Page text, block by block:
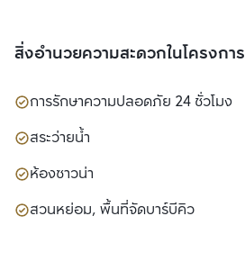
สิ่งอำนวยความสะดวกในโครงการ
การรักษาความปลอดภัย 24 ชั่วโมง
สระว่ายน้ำ
ห้องซาวน่า
สวนหย่อม, พื้นที่จัดบาร์บีคิว